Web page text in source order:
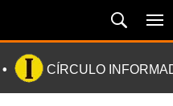
CÍRCULO